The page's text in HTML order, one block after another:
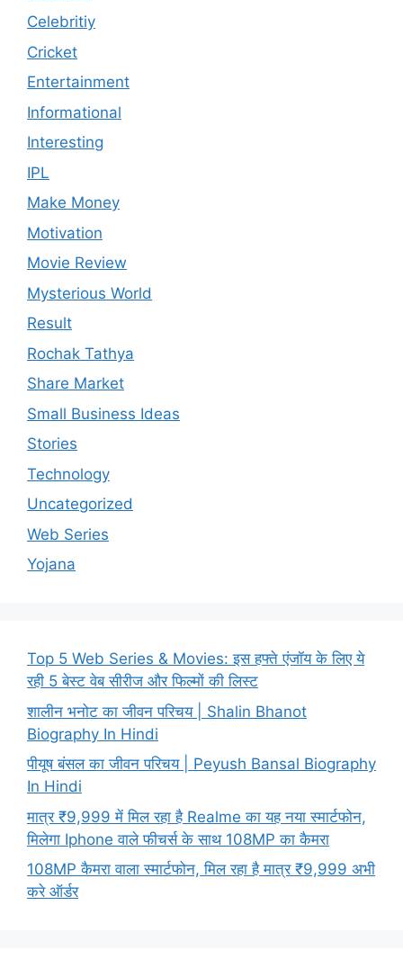
Celebritiy
Cricket
Entertainment
Informational
Interesting
IPL
Make Money
Motivation
Movie Review
Mysterious World
Result
Rochak Tathya
Share Market
Small Business Ideas
Stories
Technology
Uncategorized
Web Series
Yojana
Top 5 Web Series & Movies: इस हफ्ते एंजॉय के लिए ये
रही 5 बेस्ट वेब सीरीज और फिल्मों की लिस्ट
शालीन भनोट का जीवन परिचय | Shalin Bhanot
Biography In Hindi
पीयूष बंसल का जीवन परिचय | Peyush Bansal Biography
In Hindi
मात्र ₹9,999 में मिल रहा है Realme का यह नया स्मार्टफोन,
मिलेगा Iphone वाले फीचर्स के साथ 108MP का कैमरा
108MP कैमरा वाला स्मार्टफोन, मिल रहा है मात्र ₹9,999 अभी
करे ऑर्डर